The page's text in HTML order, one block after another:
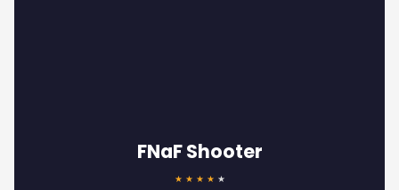
FNaF Shooter
★ ★ ★ ★ ★